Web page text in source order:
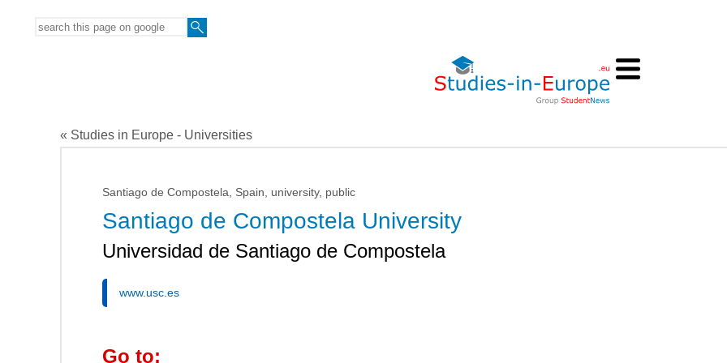
« Studies in Europe - Universities
Santiago de Compostela, Spain, university, public
Santiago de Compostela University
Universidad de Santiago de Compostela
www.usc.es
Go to: